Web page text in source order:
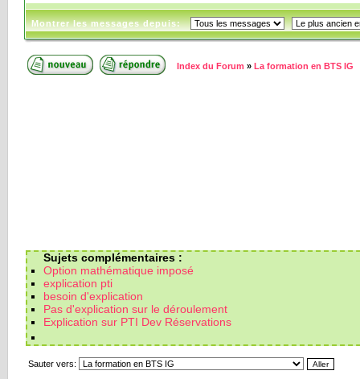
Montrer les messages depuis:
Index du Forum » La formation en BTS IG
Sujets complémentaires :
Option mathématique imposé
explication pti
besoin d'explication
Pas d'explication sur le déroulement
Explication sur PTI Dev Réservations
Sauter vers: